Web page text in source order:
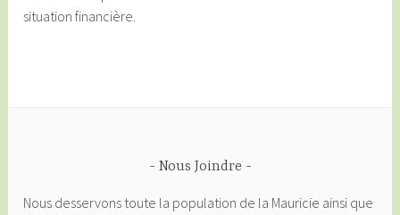
situation financière.
Nous Joindre
Nous desservons toute la population de la Mauricie ainsi que